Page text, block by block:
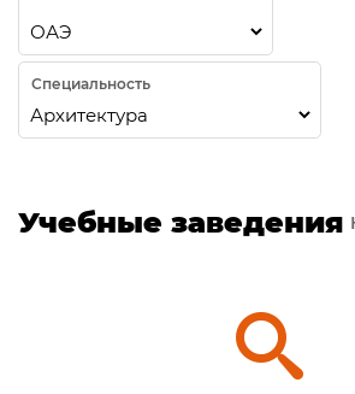
Специальность
Учебные заведения